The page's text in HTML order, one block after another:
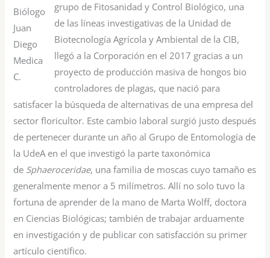
Biólogo
Juan
Diego
Medica
C.
grupo de Fitosanidad y Control Biológico, una
de las líneas investigativas de la Unidad de
Biotecnología Agrícola y Ambiental de la CIB,
llegó a la Corporación en el 2017 gracias a un
proyecto de producción masiva de hongos bio
controladores de plagas, que nació para
satisfacer la búsqueda de alternativas de una empresa del
sector floricultor. Este cambio laboral surgió justo después
de pertenecer durante un año al Grupo de Entomología de
la UdeA en el que investigó la parte taxonómica
de Sphaeroceridae, una familia de moscas cuyo tamaño es
generalmente menor a 5 milímetros. Allí no solo tuvo la
fortuna de aprender de la mano de Marta Wolff, doctora
en Ciencias Biológicas; también de trabajar arduamente
en investigación y de publicar con satisfacción su primer
artículo científico.